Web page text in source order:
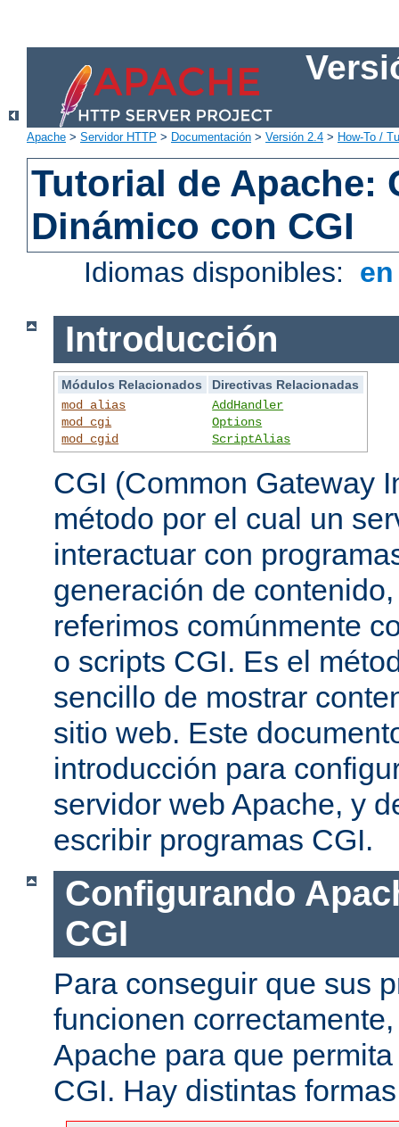
Apache > Servidor HTTP > Documentación > Versión 2.4 > How-To /
Tutorial de Apache:
Dinámico con CGI
Idiomas disponibles:
Introducción
Módulos Relacionados
Directivas Relacionadas
mod_alias
mod_cgi
mod_cgid
AddHandler
Options
ScriptAlias
CGI (Common Gateway
método por el cual un
interactuar con
generación de
referimos comúnmente
o scripts CGI. Es el
sencillo de mostrar
sitio web. Este
introducción para
servidor web Apache, y
escribir programas CGI.
Configurando
CGI
Para conseguir que sus
funcionen
Apache para que
CGI. Hay distintas